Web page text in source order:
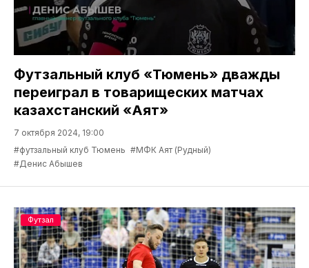
Футзальный клуб «Тюмень» дважды
переиграл в товарищеских матчах
казахстанский «Аят»
7 октября 2024, 19:00
#футзальный клуб Тюмень #МФК Аят (Рудный)
#Денис Абышев
Футзал